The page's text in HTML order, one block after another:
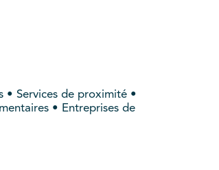
• Services de proximité •
• Entreprises de